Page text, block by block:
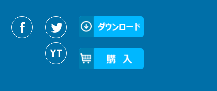
Reneelabをフォローする